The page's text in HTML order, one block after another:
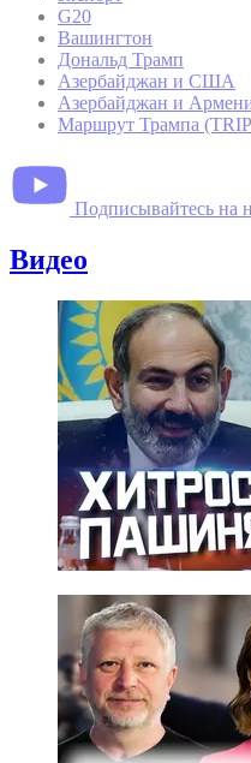
G20
Вашингтон
Дональд Трамп
Азербайджан и США
Азербайджан и
Маршрут Трампа
Подписывайтесь на
Видео